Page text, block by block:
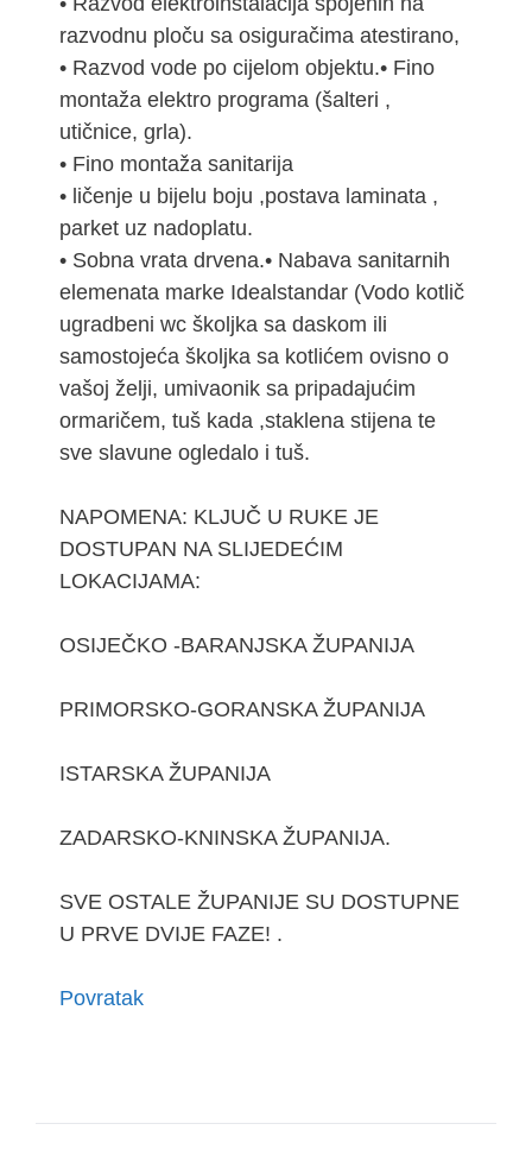
razvodnu ploču sa osiguračima atestirano,
• Razvod vode po cijelom objektu.• Fino
montaža elektro programa (šalteri ,
utičnice, grla).
• Fino montaža sanitarija
• ličenje u bijelu boju ,postava laminata ,
parket uz nadoplatu.
• Sobna vrata drvena.• Nabava sanitarnih
elemenata marke Idealstandar (Vodo kotlič
ugradbeni wc školjka sa daskom ili
samostojeća školjka sa kotlićem ovisno o
vašoj želji, umivaonik sa pripadajućim
ormaričem, tuš kada ,staklena stijena te
sve slavune ogledalo i tuš.
NAPOMENA: KLJUČ U RUKE JE
DOSTUPAN NA SLIJEDEĆIM
LOKACIJAMA:
OSIJEČKO -BARANJSKA ŽUPANIJA
PRIMORSKO-GORANSKA ŽUPANIJA
ISTARSKA ŽUPANIJA
ZADARSKO-KNINSKA ŽUPANIJA.
SVE OSTALE ŽUPANIJE SU DOSTUPNE
U PRVE DVIJE FAZE! .
Povratak